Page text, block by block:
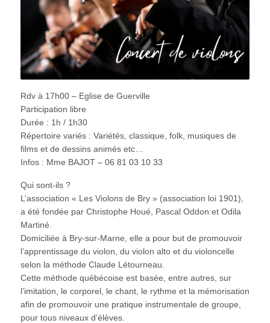
Rdv à 17h00 – Eglise de Guerville
Participation libre
Durée : 1h / 1h30
Répertoire variés : Variétés, classique, folk, musiques de
films et de dessins animés etc…
Infos : Mme BAJOT – 06 81 03 10 33
Qui sont-ils ?
L’association « Les Violons de Bry » (association loi 1901),
a été fondée par Christophe Houé, Pascal Oddon et Odila
Martiné.
Domiciliée à Bry-sur-Marne, elle a pour but de promouvoir
l’apprentissage du violon, du violon alto et du violoncelle
selon la méthode Claude Létourneau.
Cette méthode québécoise est basée, entre autres, sur
l’imitation, le corporel, le chant, le rythme et la mémorisation
afin de promouvoir une pratique instrumentale de groupe,
pour tous niveaux d’élèves.